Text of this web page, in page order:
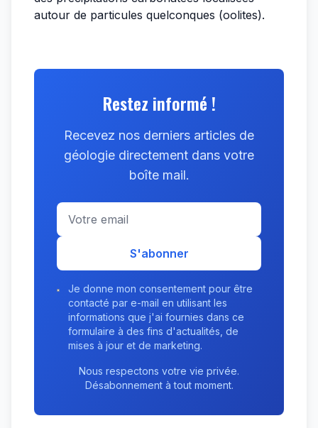
autour de particules quelconques (oolites).
Restez informé !
Recevez nos derniers articles de
géologie directement dans votre
boîte mail.
S'abonner
Je donne mon consentement pour être
contacté par e-mail en utilisant les
informations que j'ai fournies dans ce
formulaire à des fins d'actualités, de
mises à jour et de marketing.
Nous respectons votre vie privée.
Désabonnement à tout moment.